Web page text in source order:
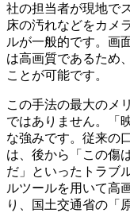
社の担当者が現地で
床の汚れなどをカメ
ルが一般的です。画
は高画質であるため
ことが可能です。
この手法の最大のメ
ではありません。「
な強みです。従来の
は、後から「この傷
だ」といったトラブ
ルツールを用いて高
り、国土交通省の「